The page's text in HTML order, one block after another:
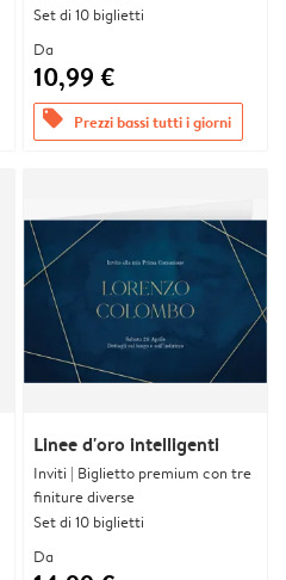
Set di 10 biglietti
Da
10,99 €
offers Prezzi bassi tutti i giorni
Linee d'oro intelligenti
Inviti | Biglietto premium con tre
finiture diverse
Set di 10 biglietti
Da